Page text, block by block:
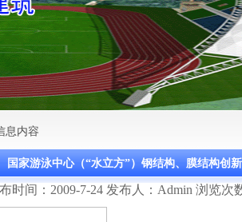
息内容
国家游泳中心（“水立方”）钢结构、膜结构创
时间：2009-7-24 发布人：Admin 浏览次